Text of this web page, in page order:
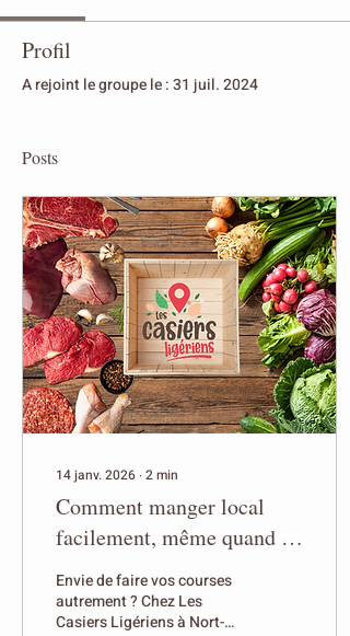
Profil
A rejoint le groupe le : 31 juil. 2024
Posts
14 janv. 2026 ∙2min
Comment manger local
facilement, même quand on
manque de temps ?
Envie de faire vos courses
autrement ? Chez Les
Casiers Ligériens à Nort-